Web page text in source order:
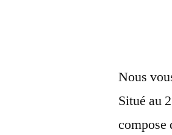
Nous
Situé au
compose